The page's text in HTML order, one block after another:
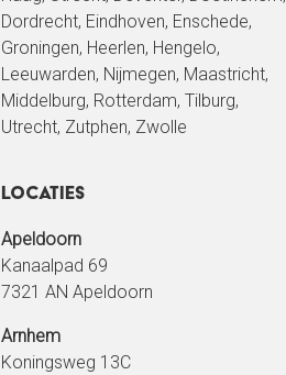
Dordrecht, Eindhoven, Enschede,
Groningen, Heerlen, Hengelo,
Leeuwarden, Nijmegen, Maastricht,
Middelburg, Rotterdam, Tilburg,
Utrecht, Zutphen, Zwolle
Locaties
Apeldoorn
Kanaalpad 69
7321 AN Apeldoorn
Arnhem
Koningsweg 13C